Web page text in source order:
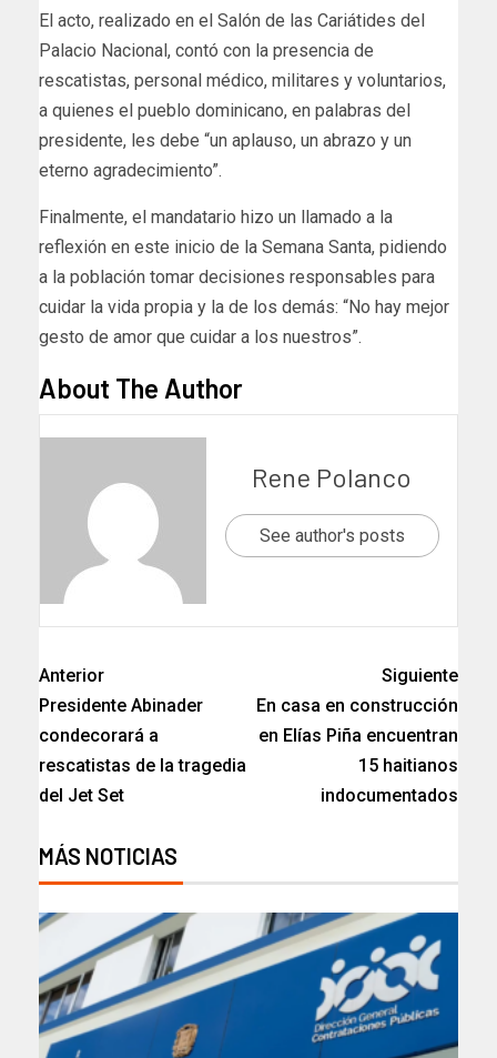
El acto, realizado en el Salón de las Cariátides del
Palacio Nacional, contó con la presencia de
rescatistas, personal médico, militares y voluntarios,
a quienes el pueblo dominicano, en palabras del
presidente, les debe “un aplauso, un abrazo y un
eterno agradecimiento”.
Finalmente, el mandatario hizo un llamado a la
reflexión en este inicio de la Semana Santa, pidiendo
a la población tomar decisiones responsables para
cuidar la vida propia y la de los demás: “No hay mejor
gesto de amor que cuidar a los nuestros”.
About The Author
Rene Polanco
See author's posts
Anterior
Presidente Abinader
condecorará a
rescatistas de la tragedia
del Jet Set
Siguiente
En casa en construcción
en Elías Piña encuentran
15 haitianos
indocumentados
MÁS NOTICIAS